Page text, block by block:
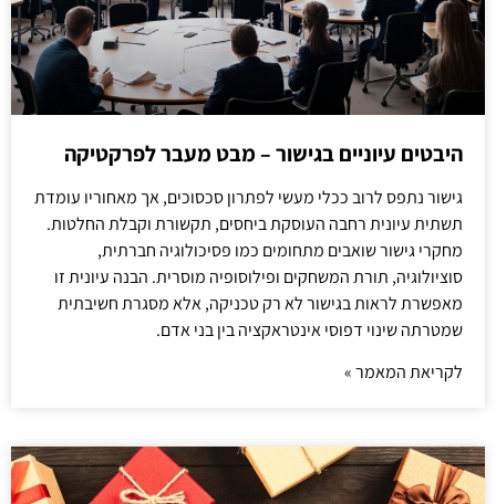
היבטים עיוניים בגישור – מבט מעבר לפרקטיקה
גישור נתפס לרוב ככלי מעשי לפתרון סכסוכים, אך מאחוריו עומדת
תשתית עיונית רחבה העוסקת ביחסים, תקשורת וקבלת החלטות.
מחקרי גישור שואבים מתחומים כמו פסיכולוגיה חברתית,
סוציולוגיה, תורת המשחקים ופילוסופיה מוסרית. הבנה עיונית זו
מאפשרת לראות בגישור לא רק טכניקה, אלא מסגרת חשיבתית
שמטרתה שינוי דפוסי אינטראקציה בין בני אדם.
לקריאת המאמר »